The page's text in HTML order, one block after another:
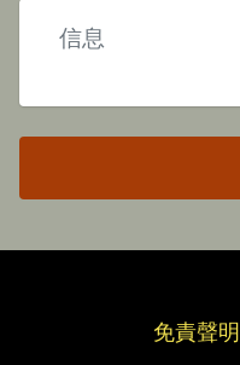
免責聲明